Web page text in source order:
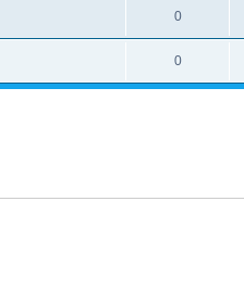
0
0